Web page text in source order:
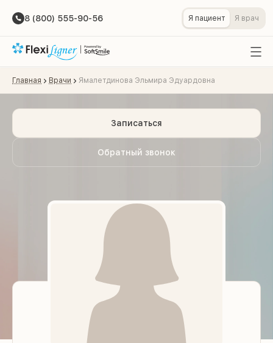
8 (800) 555-90-56 Я пациент Я врач
Главная Врачи Ямалетдинова Эльмира Эдуардовна
Обратный звонок
Записаться